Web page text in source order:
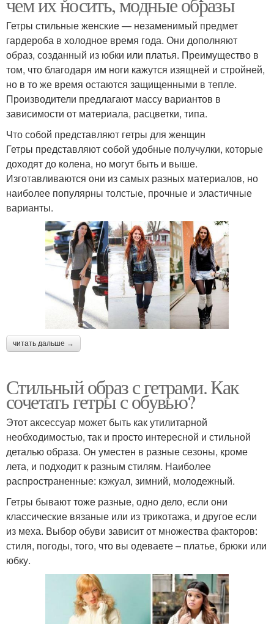
Гетры стильные женские — незаменимый предмет
гардероба в холодное время года. Они дополняют
образ, созданный из юбки или платья. Преимущество в
том, что благодаря им ноги кажутся изящней и стройней,
но в то же время остаются защищенными в тепле.
Производители предлагают массу вариантов в
зависимости от материала, расцветки, типа.
Что собой представляют гетры для женщин
Гетры представляют собой удобные получулки, которые
доходят до колена, но могут быть и выше.
Изготавливаются они из самых разных материалов, но
наиболее популярны толстые, прочные и эластичные
варианты.
читать дальше →
Стильный образ с гетрами. Как
сочетать гетры с обувью?
Этот аксессуар может быть как утилитарной
необходимостью, так и просто интересной и стильной
деталью образа. Он уместен в разные сезоны, кроме
лета, и подходит к разным стилям. Наиболее
распространенные: кэжуал, зимний, молодежный.
Гетры бывают тоже разные, одно дело, если они
классические вязаные или из трикотажа, и другое если
из меха. Выбор обуви зависит от множества факторов:
стиля, погоды, того, что вы одеваете – платье, брюки или
юбку.